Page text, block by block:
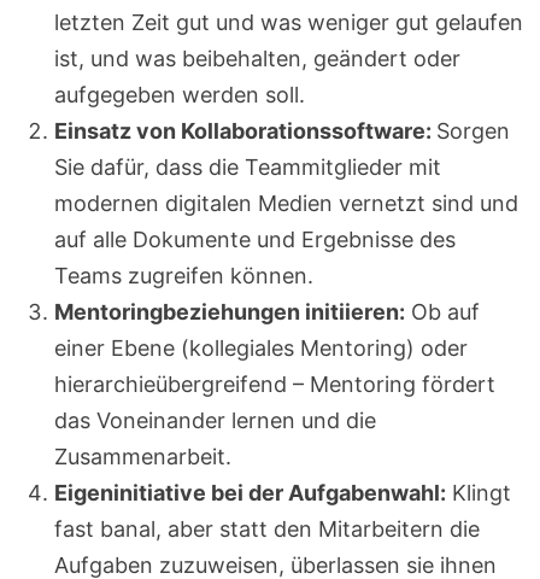
letzten Zeit gut und was weniger gut gelaufen
ist, und was beibehalten, geändert oder
aufgegeben werden soll.
Einsatz von Kollaborationssoftware: Sorgen
Sie dafür, dass die Teammitglieder mit
modernen digitalen Medien vernetzt sind und
auf alle Dokumente und Ergebnisse des
Teams zugreifen können.
Mentoringbeziehungen initiieren: Ob auf
einer Ebene (kollegiales Mentoring) oder
hierarchieübergreifend – Mentoring fördert
das Voneinander lernen und die
Zusammenarbeit.
Eigeninitiative bei der Aufgabenwahl: Klingt
fast banal, aber statt den Mitarbeitern die
Aufgaben zuzuweisen, überlassen sie ihnen